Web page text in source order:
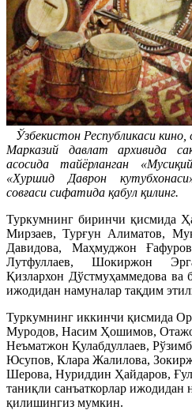
Ўзбекистон Республикаси
Марказий давлат архивида
асосида тайёрланган
«Хуршид Даврон
совғаси сифатида қабул қилинг.
Туркумнинг биринчи қисмида
Мирзаев, Турғун Алиматов,
Давидова, Маҳмуджон
Лутфуллаев, Шокиржон
Қизлархон Дўстмуҳаммедова ва
ижодидан намуналар тақдим
Туркумнинг иккинчи қисмида
Муродов, Насим Ҳошимов,
Неъматжон Қулабдуллаев,
Юсупов, Клара Жалилова,
Шерова, Нуриддин Ҳайдаров,
таниқли санъаткорлар ижодидан
қилишингиз мумкин.